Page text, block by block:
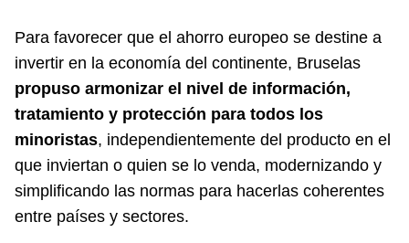
Para favorecer que el ahorro europeo se destine a
invertir en la economía del continente, Bruselas
propuso armonizar el nivel de información,
tratamiento y protección para todos los
minoristas, independientemente del producto en el
que inviertan o quien se lo venda, modernizando y
simplificando las normas para hacerlas coherentes
entre países y sectores.